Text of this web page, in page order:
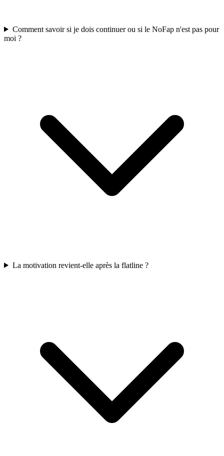
Comment savoir si je dois continuer ou si le NoFap n'est pas pour
moi ?
La motivation revient-elle après la flatline ?